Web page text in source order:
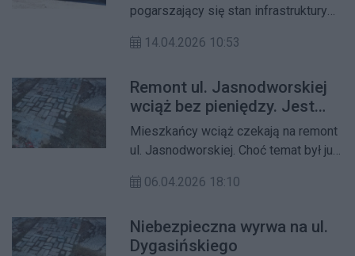
pogarszający się stan infrastruktury
do złożenia interpelacji w sprawie
Siemiradzkiego. Jak podkreśla,
sytuacja jest na tyle poważna, że
zagraża bezpieczeństwu
mieszkańców.
14.04.2026 10:53
Remont ul. Jasnodworskiej
wciąż bez pieniędzy. Jest
odpowiedź urzędu na
interpelację radnej
Mieszkańcy wciąż czekają na remont
ul. Jasnodworskiej. Choć temat był już
dzielnicy jasno wskazuje: na razie nie
06.04.2026 18:10
Niebezpieczna wyrwa na ul.
Dygasińskiego